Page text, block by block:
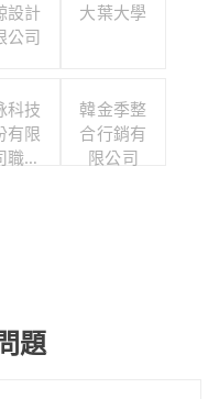
設計
公司
大葉大學
科技
有限
職工
韓金季整
合行銷有
限公司
題